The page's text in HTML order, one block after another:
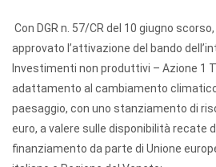
Con DGR n. 57/CR del 10 giugno
approvato l’attivazione del bando
Investimenti non produttivi – Azione 1
adattamento al cambiamento
paesaggio, con uno stanziamento di
euro, a valere sulle disponibilità recate
finanziamento da parte di Unione